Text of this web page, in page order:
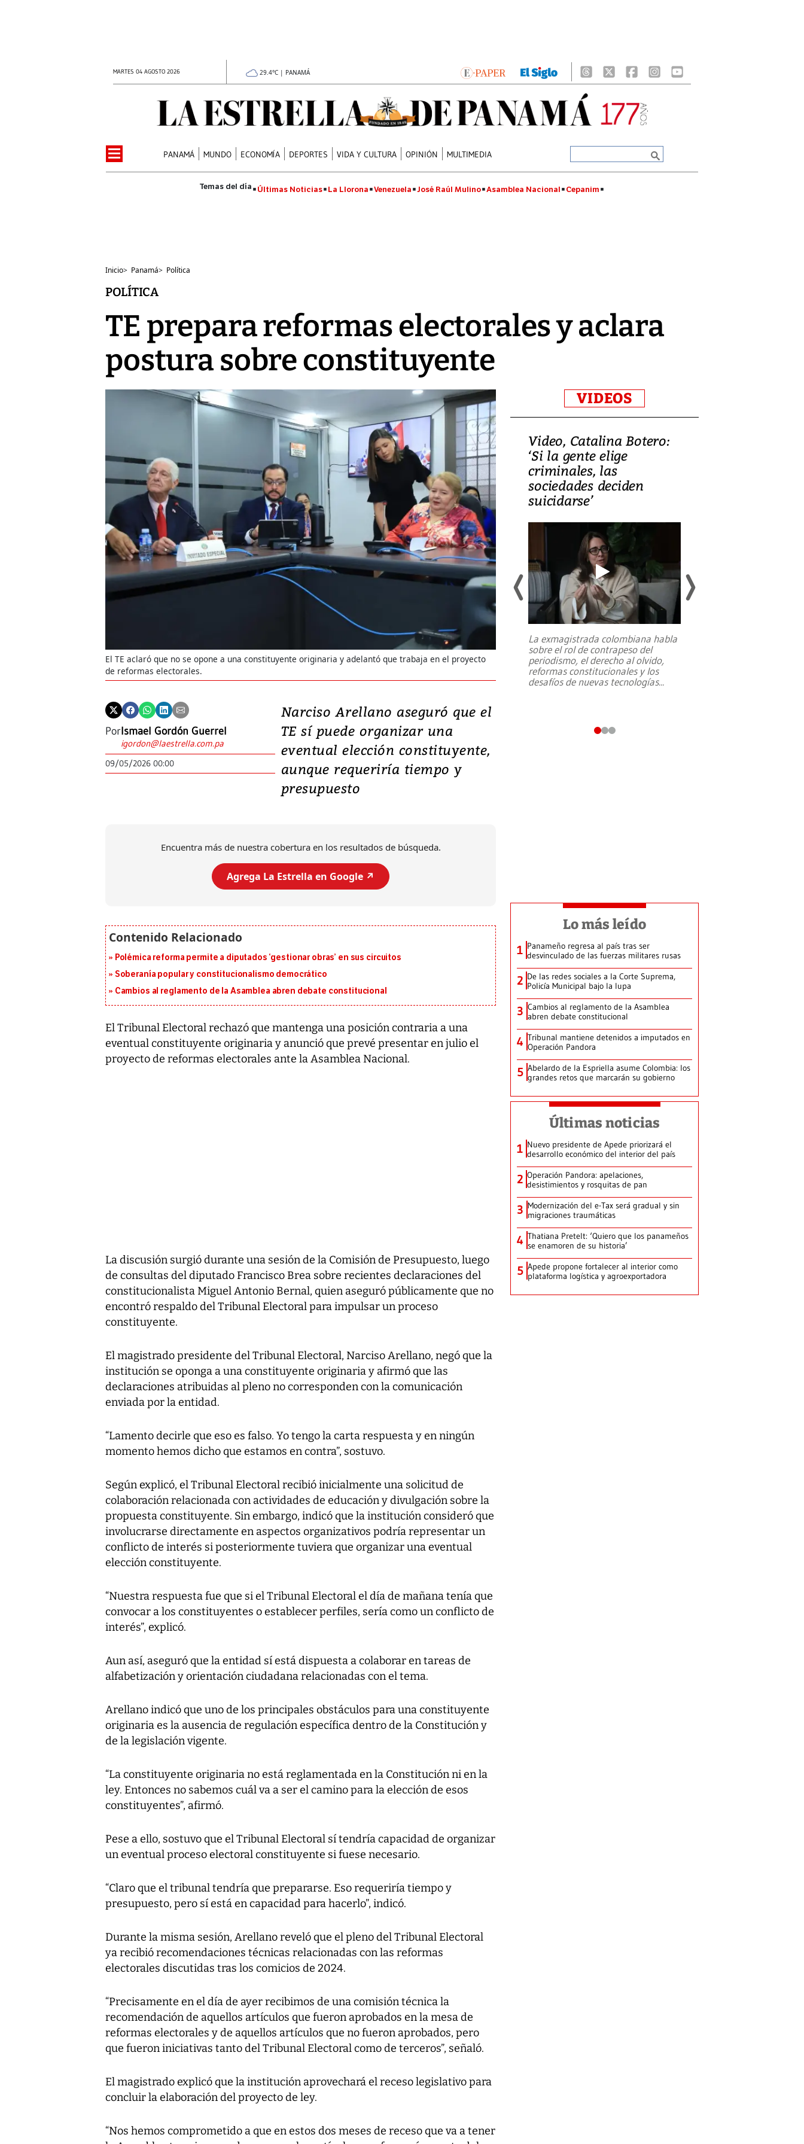
MARTES 04 AGOSTO 2026 29.4°C | PANAMÁ
PANAMÁ MUNDO ECONOMÍA DEPORTES VIDA Y CULTURA OPINIÓN MULTIMEDIA
Últimas Noticias La Llorona Venezuela José Raúl Mulino Asamblea Nacional Cepanim
Inicio> Panamá> Política
POLÍTICA
TE prepara reformas electorales y aclara
postura sobre constituyente
El TE aclaró que no se opone a una constituyente originaria y adelantó que trabaja en el proyecto
de reformas electorales.
PorIsmael Gordón Guerrel
igordon@laestrella.com.pa
09/05/2026 00:00
Narciso Arellano aseguró que el
TE sí puede organizar una
eventual elección constituyente,
aunque requeriría tiempo y
presupuesto
Encuentra más de nuestra cobertura en los resultados de búsqueda.
Agrega La Estrella en Google ↗️
Polémica reforma permite a diputados ‘gestionar obras’ en sus circuitos
Soberanía popular y constitucionalismo democrático
Cambios al reglamento de la Asamblea abren debate constitucional
El Tribunal Electoral rechazó que mantenga una posición contraria a una
eventual constituyente originaria y anunció que prevé presentar en julio el
proyecto de reformas electorales ante la Asamblea Nacional.
La discusión surgió durante una sesión de la Comisión de Presupuesto, luego
de consultas del diputado Francisco Brea sobre recientes declaraciones del
constitucionalista Miguel Antonio Bernal, quien aseguró públicamente que no
encontró respaldo del Tribunal Electoral para impulsar un proceso
constituyente.
El magistrado presidente del Tribunal Electoral, Narciso Arellano, negó que la
institución se oponga a una constituyente originaria y afirmó que las
declaraciones atribuidas al pleno no corresponden con la comunicación
enviada por la entidad.
“Lamento decirle que eso es falso. Yo tengo la carta respuesta y en ningún
momento hemos dicho que estamos en contra”, sostuvo.
Según explicó, el Tribunal Electoral recibió inicialmente una solicitud de
colaboración relacionada con actividades de educación y divulgación sobre la
propuesta constituyente. Sin embargo, indicó que la institución consideró que
involucrarse directamente en aspectos organizativos podría representar un
conflicto de interés si posteriormente tuviera que organizar una eventual
elección constituyente.
“Nuestra respuesta fue que si el Tribunal Electoral el día de mañana tenía que
convocar a los constituyentes o establecer perfiles, sería como un conflicto de
interés”, explicó.
Aun así, aseguró que la entidad sí está dispuesta a colaborar en tareas de
alfabetización y orientación ciudadana relacionadas con el tema.
Arellano indicó que uno de los principales obstáculos para una constituyente
originaria es la ausencia de regulación específica dentro de la Constitución y
de la legislación vigente.
“La constituyente originaria no está reglamentada en la Constitución ni en la
ley. Entonces no sabemos cuál va a ser el camino para la elección de esos
constituyentes”, afirmó.
Pese a ello, sostuvo que el Tribunal Electoral sí tendría capacidad de organizar
un eventual proceso electoral constituyente si fuese necesario.
“Claro que el tribunal tendría que prepararse. Eso requeriría tiempo y
presupuesto, pero sí está en capacidad para hacerlo”, indicó.
Durante la misma sesión, Arellano reveló que el pleno del Tribunal Electoral
ya recibió recomendaciones técnicas relacionadas con las reformas
electorales discutidas tras los comicios de 2024.
“Precisamente en el día de ayer recibimos de una comisión técnica la
recomendación de aquellos artículos que fueron aprobados en la mesa de
reformas electorales y de aquellos artículos que no fueron aprobados, pero
que fueron iniciativas tanto del Tribunal Electoral como de terceros”, señaló.
El magistrado explicó que la institución aprovechará el receso legislativo para
concluir la elaboración del proyecto de ley.
“Nos hemos comprometido a que en estos dos meses de receso que va a tener
VIDEOS
Video, Japón: Terremoto
deja heridos y graves
daños en Kumamoto
Un fuerte terremoto de magnitud
7,1 se registró este martes 28 de
julio en la prefectura de Kumamoto,
al sur de Japón, provocando una
emergencia de gran...
Video, Catalina Botero:
‘Si la gente elige
criminales, las
sociedades deciden
suicidarse’
La exmagistrada colombiana habla
sobre el rol de contrapeso del
periodismo, el derecho al olvido,
reformas constitucionales y los
desafíos de nuevas tecnologías...
Lo más leído
1 Panameño regresa al país tras ser
desvinculado de las fuerzas militares rusas
2 De las redes sociales a la Corte Suprema,
Policía Municipal bajo la lupa
3 Cambios al reglamento de la Asamblea
abren debate constitucional
4 Tribunal mantiene detenidos a imputados en
Operación Pandora
5 Abelardo de la Espriella asume Colombia: los
grandes retos que marcarán su gobierno
Últimas noticias
1 Nuevo presidente de Apede priorizará el
desarrollo económico del interior del país
2 Operación Pandora: apelaciones,
desistimientos y rosquitas de pan
3 Modernización del e-Tax será gradual y sin
migraciones traumáticas
4 Thatiana Pretelt: ‘Quiero que los panameños
se enamoren de su historia’
5 Apede propone fortalecer al interior como
plataforma logística y agroexportadora